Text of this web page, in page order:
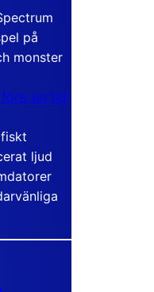
på
monster
sin tid
ljud